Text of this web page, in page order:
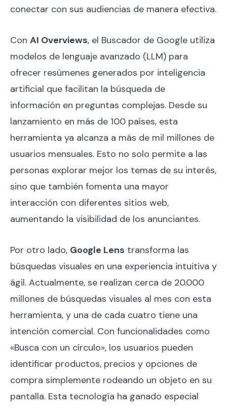
conectar con sus audiencias de manera efectiva.
Con AI Overviews, el Buscador de Google utiliza
modelos de lenguaje avanzado (LLM) para
ofrecer resúmenes generados por inteligencia
artificial que facilitan la búsqueda de
información en preguntas complejas. Desde su
lanzamiento en más de 100 países, esta
herramienta ya alcanza a más de mil millones de
usuarios mensuales. Esto no solo permite a las
personas explorar mejor los temas de su interés,
sino que también fomenta una mayor
interacción con diferentes sitios web,
aumentando la visibilidad de los anunciantes.
Por otro lado, Google Lens transforma las
búsquedas visuales en una experiencia intuitiva y
ágil. Actualmente, se realizan cerca de 20.000
millones de búsquedas visuales al mes con esta
herramienta, y una de cada cuatro tiene una
intención comercial. Con funcionalidades como
«Busca con un círculo», los usuarios pueden
identificar productos, precios y opciones de
compra simplemente rodeando un objeto en su
pantalla. Esta tecnología ha ganado especial